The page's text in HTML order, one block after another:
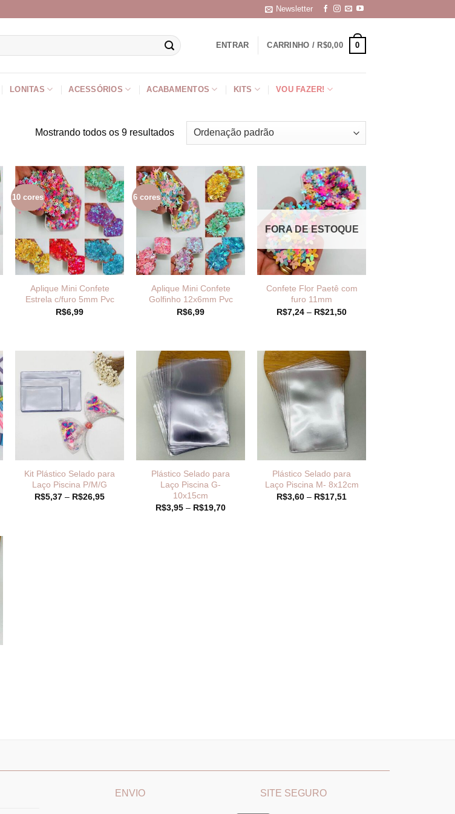
Newsletter
ENTRAR CARRINHO / R$0,00 0
LONITAS ACESSÓRIOS ACABAMENTOS KITS VOU FAZER!
Mostrando todos os 9 resultados
10 cores
Aplique Mini Confete
Estrela c/furo 5mm Pvc
R$6,99
6 cores
Aplique Mini Confete
Golfinho 12x6mm Pvc
R$6,99
FORA DE ESTOQUE
Confete Flor Paetê com
furo 11mm
R$7,24 – R$21,50Faixa
R$21,50
Kit Plástico Selado para
Laço Piscina P/M/G
R$5,37 – R$26,95Faixa
Plástico Selado para
Laço Piscina G-
10x15cm
R$3,95 – R$19,70Faixa
Plástico Selado para
Laço Piscina M- 8x12cm
R$3,60 – R$17,51Faixa
ENVIO SITE SEGURO